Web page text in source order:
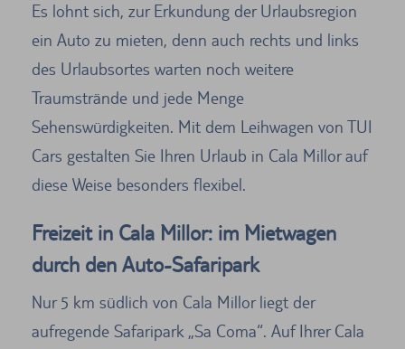
Es lohnt sich, zur Erkundung der Urlaubsregion
ein Auto zu mieten, denn auch rechts und links
des Urlaubsortes warten noch weitere
Traumstrände und jede Menge
Sehenswürdigkeiten. Mit dem Leihwagen von TUI
Cars gestalten Sie Ihren Urlaub in Cala Millor auf
diese Weise besonders flexibel.
Freizeit in Cala Millor: im Mietwagen
durch den Auto-Safaripark
Nur 5 km südlich von Cala Millor liegt der
aufregende Safaripark „Sa Coma“. Auf Ihrer Cala